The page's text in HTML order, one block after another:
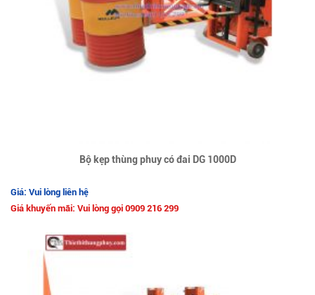
Bộ kẹp thùng phuy có đai DG 1000D
Giá: Vui lòng liên hệ
Giá khuyến mãi: Vui lòng gọi 0909 216 299